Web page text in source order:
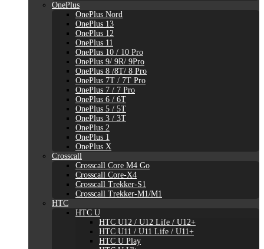
OnePlus
OnePlus Nord
OnePlus 13
OnePlus 12
OnePlus 11
OnePlus 10 / 10 Pro
OnePlus 9/ 9R/ 9Pro
OnePlus 8 /8T/ 8 Pro
OnePlus 7T / 7T Pro
OnePlus 7 / 7 Pro
OnePlus 6 / 6T
OnePlus 5 / 5T
OnePlus 3 / 3T
OnePlus 2
OnePlus 1
OnePlus X
Crosscall
Crosscall Core M4 Go
Crosscall Core-X4
Crosscall Trekker-S1
Crosscall Trekker-M1/M1
HTC
HTC U
HTC U12 / U12 Life / U12+
HTC U11 / U11 Life / U11+
HTC U Play